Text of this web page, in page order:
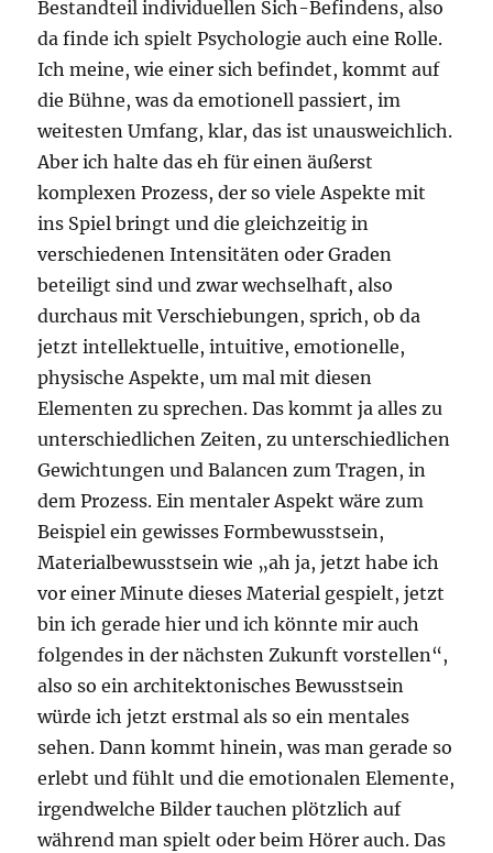
Bestandteil individuellen Sich-Befindens, also
da finde ich spielt Psychologie auch eine Rolle.
Ich meine, wie einer sich befindet, kommt auf
die Bühne, was da emotionell passiert, im
weitesten Umfang, klar, das ist unausweichlich.
Aber ich halte das eh für einen äußerst
komplexen Prozess, der so viele Aspekte mit
ins Spiel bringt und die gleichzeitig in
verschiedenen Intensitäten oder Graden
beteiligt sind und zwar wechselhaft, also
durchaus mit Verschiebungen, sprich, ob da
jetzt intellektuelle, intuitive, emotionelle,
physische Aspekte, um mal mit diesen
Elementen zu sprechen. Das kommt ja alles zu
unterschiedlichen Zeiten, zu unterschiedlichen
Gewichtungen und Balancen zum Tragen, in
dem Prozess. Ein mentaler Aspekt wäre zum
Beispiel ein gewisses Formbewusstsein,
Materialbewusstsein wie „ah ja, jetzt habe ich
vor einer Minute dieses Material gespielt, jetzt
bin ich gerade hier und ich könnte mir auch
folgendes in der nächsten Zukunft vorstellen“,
also so ein architektonisches Bewusstsein
würde ich jetzt erstmal als so ein mentales
sehen. Dann kommt hinein, was man gerade so
erlebt und fühlt und die emotionalen Elemente,
irgendwelche Bilder tauchen plötzlich auf
während man spielt oder beim Hörer auch. Das